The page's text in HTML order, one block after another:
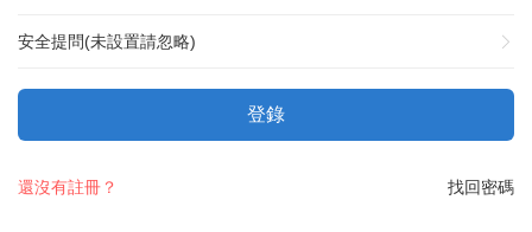
安全提問(未設置請忽略)
登錄
找回密碼
還沒有註冊？